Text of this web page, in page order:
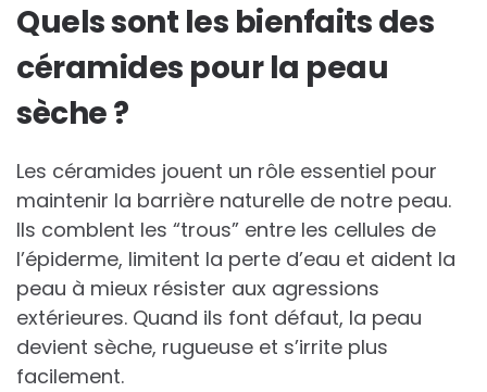
Quels sont les bienfaits des
céramides pour la peau
sèche ?
Les céramides jouent un rôle essentiel pour
maintenir la barrière naturelle de notre peau.
Ils comblent les “trous” entre les cellules de
l’épiderme, limitent la perte d’eau et aident la
peau à mieux résister aux agressions
extérieures. Quand ils font défaut, la peau
devient sèche, rugueuse et s’irrite plus
facilement.